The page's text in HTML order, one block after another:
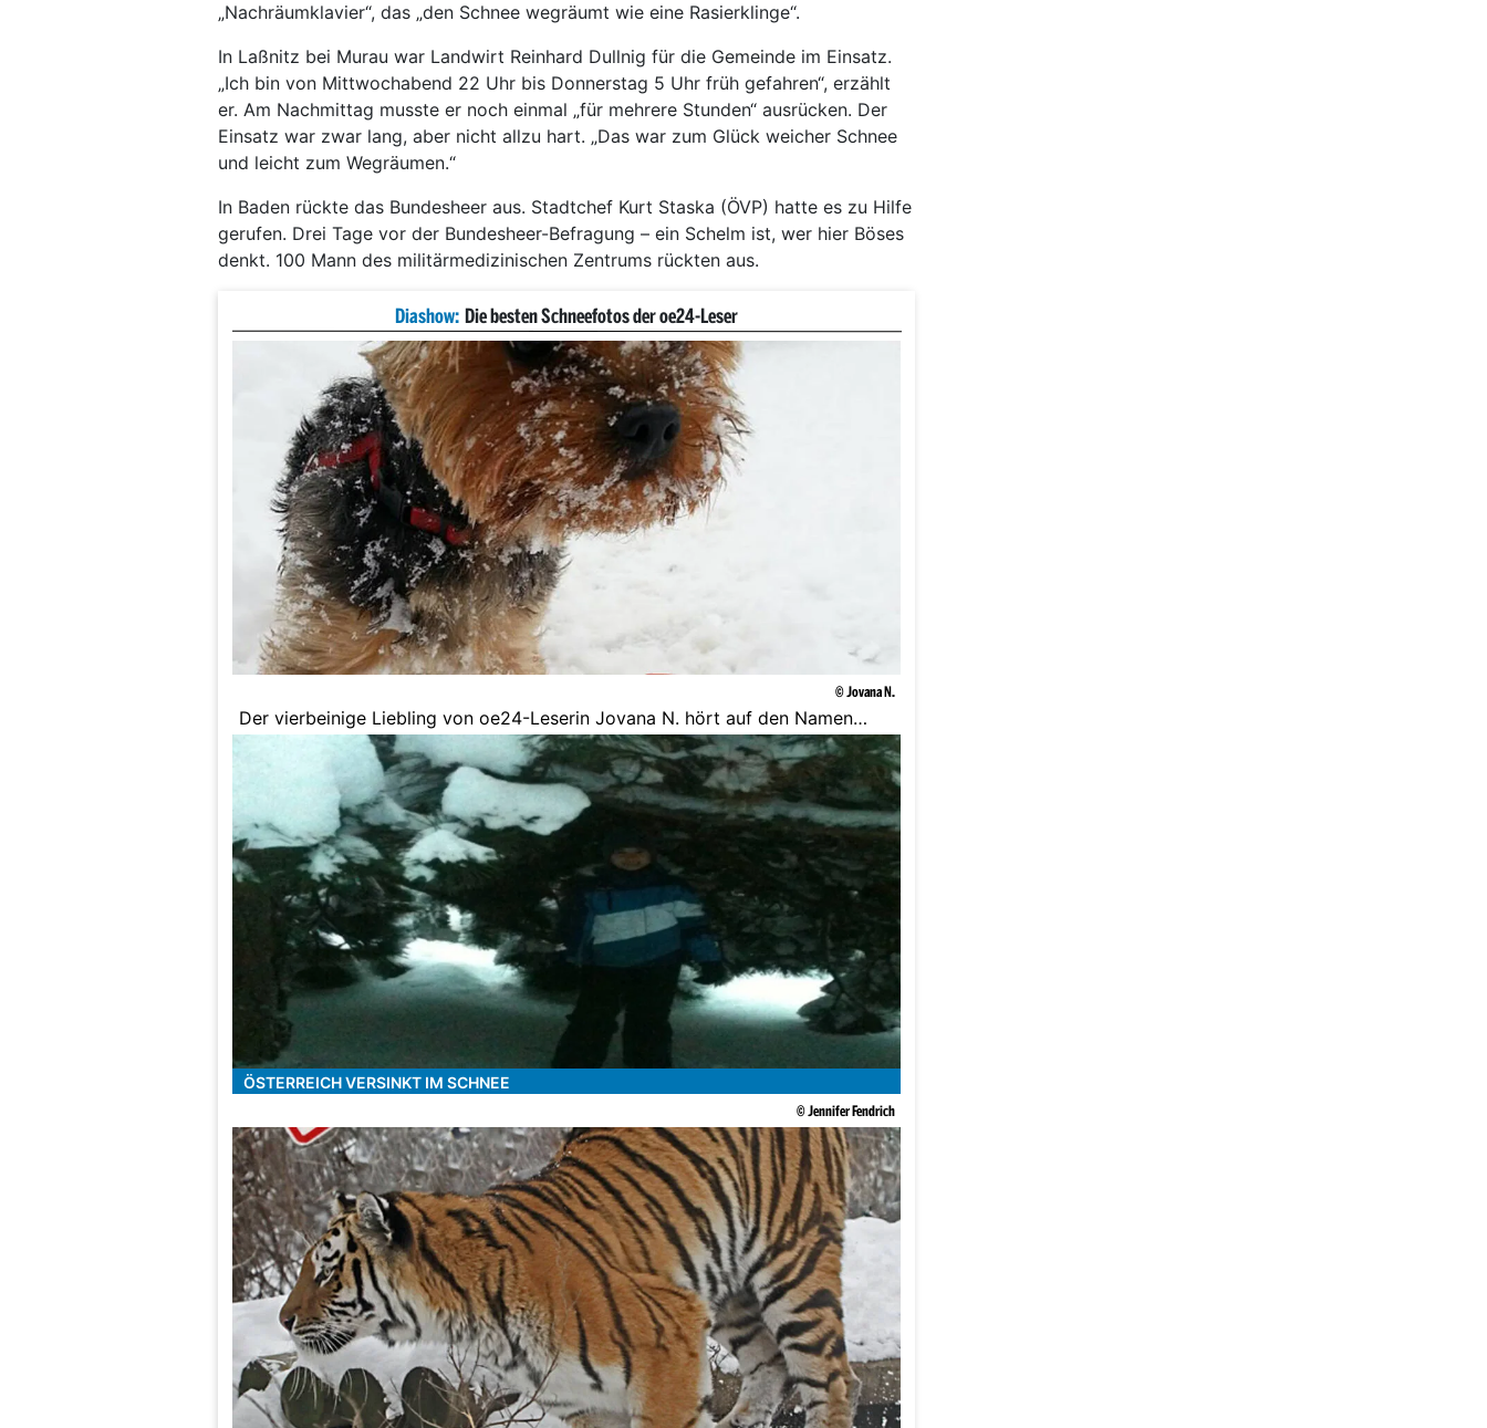
„Nachräumklavier“, das „den Schnee wegräumt wie eine Rasierklinge“.
In Laßnitz bei Murau war Landwirt Reinhard Dullnig für die Gemeinde im Einsatz.
„Ich bin von Mittwochabend 22 Uhr bis Donnerstag 5 Uhr früh gefahren“, erzählt
er. Am Nachmittag musste er noch einmal „für mehrere Stunden“ ausrücken. Der
Einsatz war zwar lang, aber nicht allzu hart. „Das war zum Glück weicher Schnee
und leicht zum Wegräumen.“
In Baden rückte das Bundesheer aus. Stadtchef Kurt Staska (ÖVP) hatte es zu Hilfe
gerufen. Drei Tage vor der Bundesheer-Befragung – ein Schelm ist, wer hier Böses
denkt. 100 Mann des militärmedizinischen Zen­trums rückten aus.
Diashow: Die besten Schneefotos der oe24-Leser
© Jovana N.
Der vierbeinige Liebling von oe24-Leserin Jovana N. hört auf den Namen
"Teddy" und liebt es im Schnee herumzutollen.
ÖSTERREICH VERSINKT IM SCHNEE
© Jennifer Fendrich